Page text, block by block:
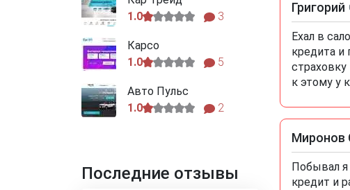
Григорий
Ехал в
кредита и
к этому у
Миронов
Побывал
кредит и
1.0
3
Карсо
1.0
5
Авто Пульс
1.0
2
Последние отзывы